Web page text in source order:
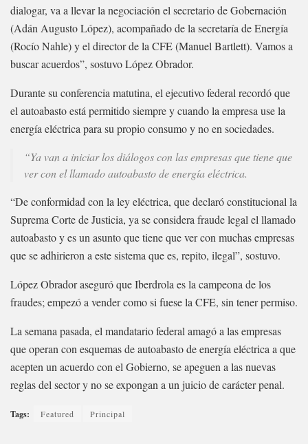
dialogar, va a llevar la negociación el secretario de Gobernación
(Adán Augusto López), acompañado de la secretaría de Energía
(Rocío Nahle) y el director de la CFE (Manuel Bartlett). Vamos a
buscar acuerdos”, sostuvo López Obrador.
Durante su conferencia matutina, el ejecutivo federal recordó que
el autoabasto está permitido siempre y cuando la empresa use la
energía eléctrica para su propio consumo y no en sociedades.
“Ya van a iniciar los diálogos con las empresas que tiene que
ver con el llamado autoabasto de energía eléctrica.
“De conformidad con la ley eléctrica, que declaró constitucional la
Suprema Corte de Justicia, ya se considera fraude legal el llamado
autoabasto y es un asunto que tiene que ver con muchas empresas
que se adhirieron a este sistema que es, repito, ilegal”, sostuvo.
López Obrador aseguró que Iberdrola es la campeona de los
fraudes; empezó a vender como si fuese la CFE, sin tener permiso.
La semana pasada, el mandatario federal amagó a las empresas
que operan con esquemas de autoabasto de energía eléctrica a que
acepten un acuerdo con el Gobierno, se apeguen a las nuevas
reglas del sector y no se expongan a un juicio de carácter penal.
Tags: Featured Principal